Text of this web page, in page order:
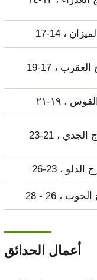
الميزان ، 14-17
، 17-19
القوس ، ١٩-٢١
الجدي ، 21-23
الدلو ، 23-26
، 26 - 28
أعمال الحدائق